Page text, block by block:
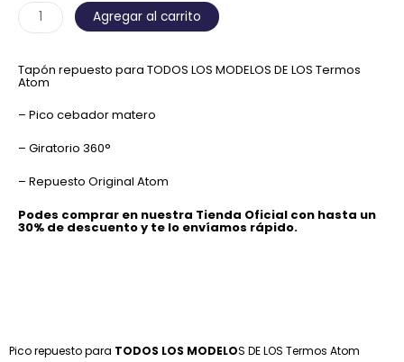
Tapa
Para
Atom
cantidad
Agregar al carrito
Tapón repuesto para TODOS LOS MODELOS DE LOS Termos
Atom
– Pico cebador matero
– Giratorio 360°
– Repuesto Original Atom
Podes comprar en nuestra Tienda Oficial con hasta un
30% de descuento y te lo envíamos rápido.
Pico repuesto para TODOS LOS MODELOS DE LOS Termos Atom